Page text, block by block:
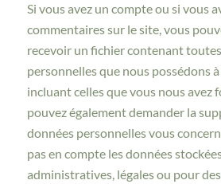
Si vous avez un compte ou si vous
commentaires sur le site, vous
recevoir un fichier contenant
personnelles que nous possédons
incluant celles que vous nous avez
pouvez également demander la
données personnelles vous
pas en compte les données
administratives, légales ou pour